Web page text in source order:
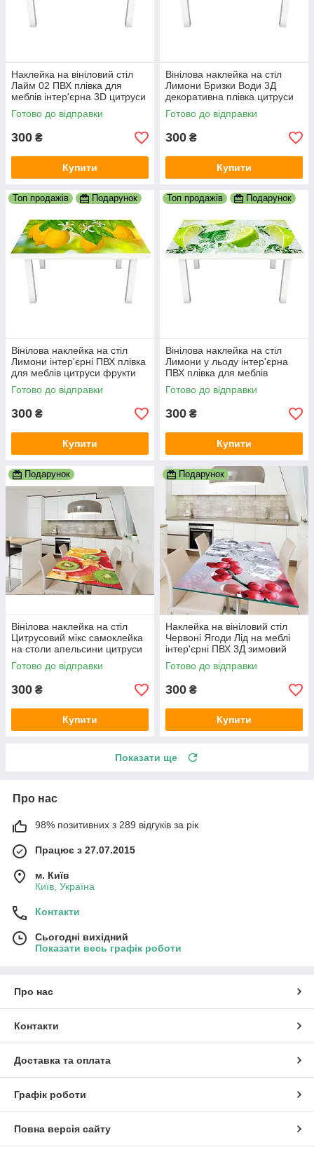
Наклейка на вініловий стіл
Лайм 02 ПВХ плівка для
меблів інтер'єрна 3D цитруси
лід м'ята зелений 600х1200
мм
Готово до відправки
300 ₴
Купити
Вінілова наклейка на стіл
Лимони Бризки Води 3Д
декоративна плівка цитруси
Фрукти Жовтий 600х1200 мм
Готово до відправки
300 ₴
Купити
Топ продажів Подарунок
Вінілова наклейка на стіл
Лимони інтер'єрні ПВХ плівка
для меблів цитруси фрукти
Жовтий 600х1200 мм
Готово до відправки
300 ₴
Купити
Топ продажів Подарунок
Вінілова наклейка на стіл
Лимони у льоду інтер'єрна
ПВХ плівка для меблів
цитруси м'ята Жовтий
600х1200 мм
Готово до відправки
300 ₴
Купити
Подарунок
Вінілова наклейка на стіл
Цитрусовий мікс самоклейка
на столи апельсини цитруси
абстракція 600х1200 мм
Готово до відправки
300 ₴
Купити
Подарунок
Наклейка на вініловий стіл
Червоні Ягоди Лід на меблі
інтер'єрні ПВХ 3Д зимовий
натюрморт 600х1200 мм
Готово до відправки
300 ₴
Купити
Показати ще
Про нас
98% позитивних з 289 відгуків за рік
Працює з 27.07.2015
м. Київ
Київ, Україна
Контакти
Сьогодні вихідний
Показати весь графік роботи
Про нас
Контакти
Доставка та оплата
Графік роботи
Повна версія сайту